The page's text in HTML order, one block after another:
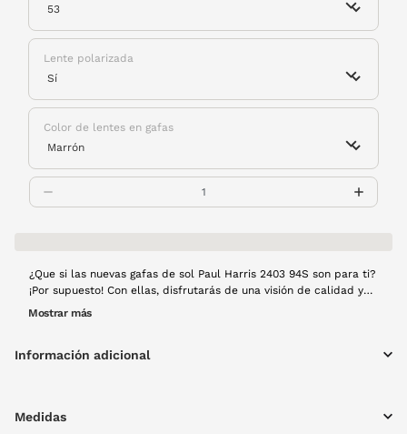
Lente polarizada
Color de lentes en gafas
¿Que si las nuevas gafas de sol Paul Harris 2403 94S son para ti?
¡Por supuesto! Con ellas, disfrutarás de una visión de calidad y
dinámicas y protegerás a tus ojos de las peligrosas radiaciones
Mostrar más
Información adicional
Medidas